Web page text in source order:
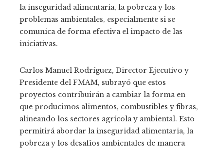
la inseguridad alimentaria, la pobreza y los
problemas ambientales, especialmente si se
comunica de forma efectiva el impacto de las
iniciativas.
Carlos Manuel Rodríguez, Director Ejecutivo y
Presidente del FMAM, subrayó que estos
proyectos contribuirán a cambiar la forma en
que producimos alimentos, combustibles y fibras,
alineando los sectores agrícola y ambiental. Esto
permitirá abordar la inseguridad alimentaria, la
pobreza y los desafíos ambientales de manera